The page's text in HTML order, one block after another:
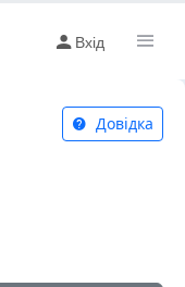
Вхід
Довідка